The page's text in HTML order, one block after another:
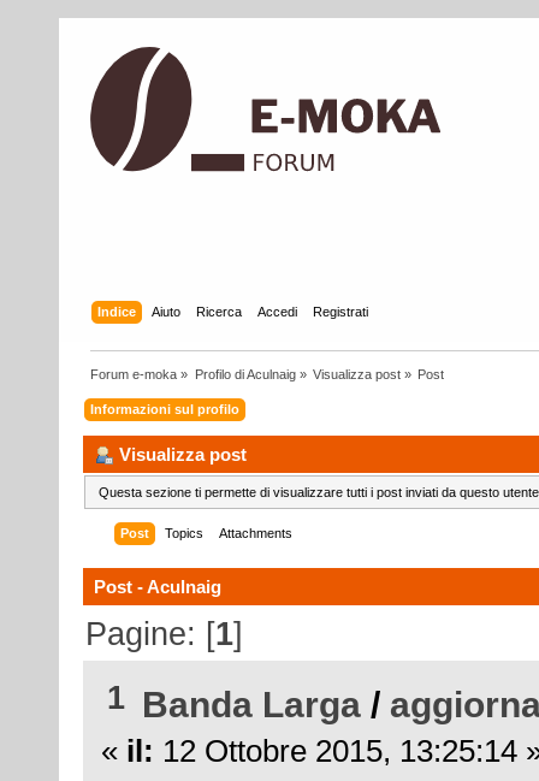
Indice Aiuto Ricerca Accedi Registrati
Forum e-moka » Profilo di Aculnaig» Visualizza post» Post
Informazioni sul profilo
Visualizza post
Questa sezione ti permette di visualizzare tutti i post inviati da questo
Post Topics Attachments
Post - Aculnaig
Pagine: [1]
1 Banda Larga /
« il: 12 Ottobre 2015, 13:25:14